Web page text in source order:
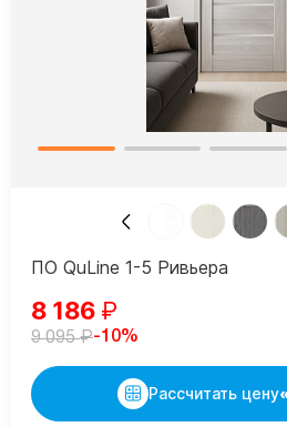
ПО QuLine 1-5 Ривьера
8 186 ₽
9 095₽-10%
Рассчитать цену